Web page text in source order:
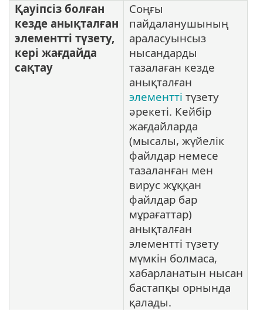
Қауіпсіз болған
кезде анықталған
элементті түзету,
кері жағдайда
сақтау
Соңғы
пайдаланушының
араласуынсыз
нысандарды
тазалаған кезде
анықталған
элементті түзету
әрекеті. Кейбір
жағдайларда
(мысалы, жүйелік
файлдар немесе
тазаланған мен
вирус жұққан
файлдар бар
мұрағаттар)
анықталған
элементті түзету
мүмкін болмаса,
хабарланатын нысан
бастапқы орнында
қалады.